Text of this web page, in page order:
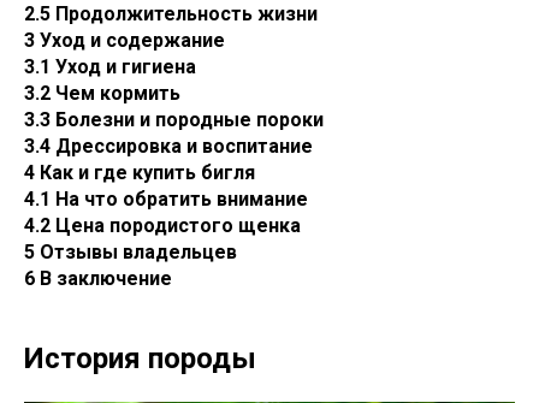
2.5 Продолжительность жизни
3 Уход и содержание
3.1 Уход и гигиена
3.2 Чем кормить
3.3 Болезни и породные пороки
3.4 Дрессировка и воспитание
4 Как и где купить бигля
4.1 На что обратить внимание
4.2 Цена породистого щенка
5 Отзывы владельцев
6 В заключение
История породы